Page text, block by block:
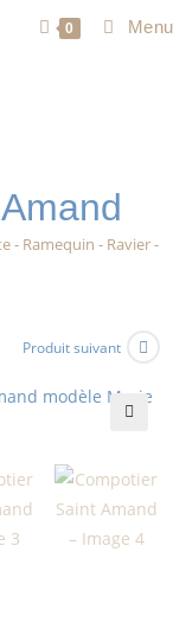
0 Menu
- Ramequin - Ravier -
Produit suivant